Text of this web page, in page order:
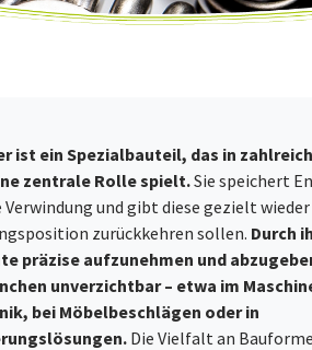
ist ein Spezialbauteil, das in
zentrale Rolle spielt.Sie speichert
und gibt diese gezielt
zurückkehren sollen. Durch
präzise aufzunehmen und
unverzichtbar – etwa im
bei Möbelbeschlägen oder in
Die Vielfalt an